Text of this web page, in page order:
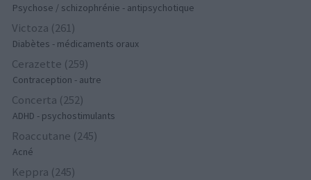
Psychose / schizophrénie - antipsychotique
Victoza (261)
Diabètes - médicaments oraux
Cerazette (259)
Contraception - autre
Concerta (252)
ADHD - psychostimulants
Roaccutane (245)
Acné
Keppra (245)